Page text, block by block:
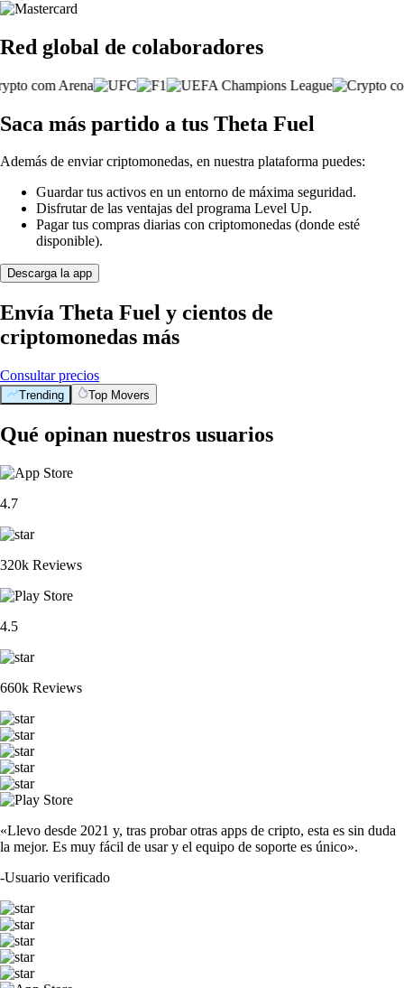
Red global de colaboradores
Saca más partido a tus Theta Fuel
Además de enviar criptomonedas, en nuestra plataforma puedes:
Guardar tus activos en un entorno de máxima seguridad.
Disfrutar de las ventajas del programa Level Up.
Pagar tus compras diarias con criptomonedas (donde esté
disponible).
Descarga la app
Envía Theta Fuel y cientos de
criptomonedas más
Consultar precios
Trending Top Movers
Qué opinan nuestros usuarios
4.7
320k Reviews
4.5
660k Reviews
«Llevo desde 2021 y, tras probar otras apps de cripto, esta es sin duda
la mejor. Es muy fácil de usar y el equipo de soporte es único».
-Usuario verificado